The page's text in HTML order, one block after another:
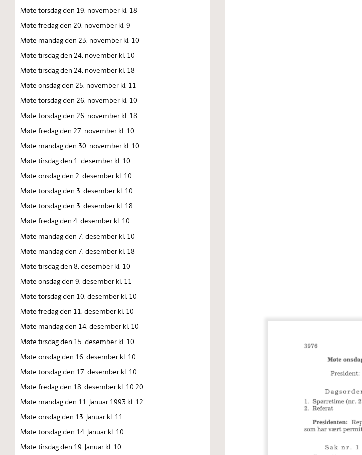
Møte torsdag den 19. november kl. 18
Møte fredag den 20. november kl. 9
Møte mandag den 23. november kl. 10
Møte tirsdag den 24. november kl. 10
Møte tirsdag den 24. november kl. 18
Møte onsdag den 25. november kl. 11
Møte torsdag den 26. november kl. 10
Møte torsdag den 26. november kl. 18
Møte fredag den 27. november kl. 10
Møte mandag den 30. november kl. 10
Møte tirsdag den 1. desember kl. 10
Møte onsdag den 2. desember kl. 10
Møte torsdag den 3. desember kl. 10
Møte torsdag den 3. desember kl. 18
Møte fredag den 4. desember kl. 10
Møte mandag den 7. desember kl. 10
Møte mandag den 7. desember kl. 18
Møte tirsdag den 8. desember kl. 10
Møte onsdag den 9. desember kl. 11
Møte torsdag den 10. desember kl. 10
Møte fredag den 11. desember kl. 10
Møte mandag den 14. desember kl. 10
Møte tirsdag den 15. desember kl. 10
Møte onsdag den 16. desember kl. 10
Møte torsdag den 17. desember kl. 10
Møte fredag den 18. desember kl. 10.20
Møte mandag den 11. januar 1993 kl. 12
Møte onsdag den 13. januar kl. 11
Møte torsdag den 14. januar kl. 10
Møte tirsdag den 19. januar kl. 10